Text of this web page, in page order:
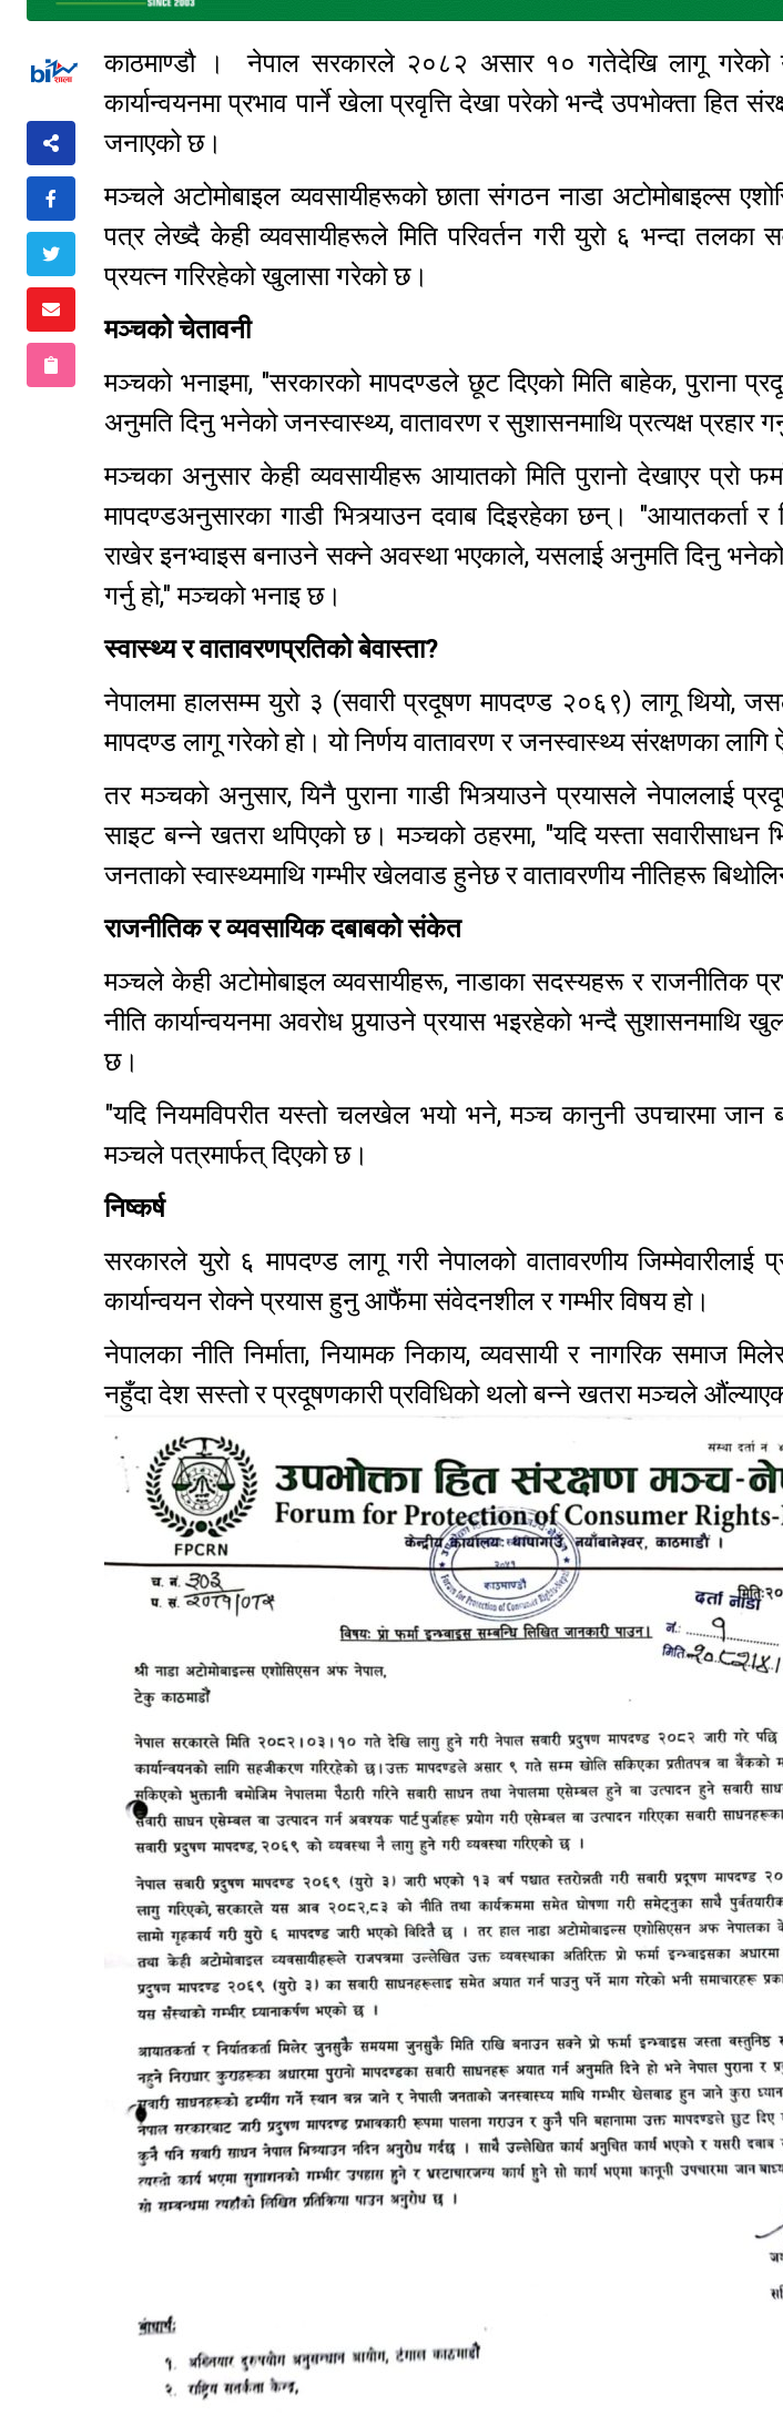
काठमाण्डौ । नेपाल सरकारले २०८२ असार १० गतेदेखि लागू गरेको
कार्यान्वयनमा प्रभाव पार्ने खेला प्रवृत्ति देखा परेको भन्दै उपभोक्ता हित
जनाएको छ।
मञ्चले अटोमोबाइल व्यवसायीहरूको छाता संगठन नाडा अटोमोबाइल्स
पत्र लेख्दै केही व्यवसायीहरूले मिति परिवर्तन गरी युरो ६ भन्दा तलका
प्रयत्न गरिरहेको खुलासा गरेको छ।
मञ्चको चेतावनी
मञ्चको भनाइमा, "सरकारको मापदण्डले छूट दिएको मिति बाहेक, पुराना
अनुमति दिनु भनेको जनस्वास्थ्य, वातावरण र सुशासनमाथि प्रत्यक्ष प्रहार
मञ्चका अनुसार केही व्यवसायीहरू आयातको मिति पुरानो देखाएर प्रो
मापदण्डअनुसारका गाडी भित्र्याउन दवाब दिइरहेका छन्। "आयातकर्ता र
राखेर इनभ्वाइस बनाउने सक्ने अवस्था भएकाले, यसलाई अनुमति दिनु
गर्नु हो," मञ्चको भनाइ छ।
स्वास्थ्य र वातावरणप्रतिको बेवास्ता?
नेपालमा हालसम्म युरो ३ (सवारी प्रदूषण मापदण्ड २०६९) लागू थियो,
मापदण्ड लागू गरेको हो। यो निर्णय वातावरण र जनस्वास्थ्य संरक्षणका लागि
तर मञ्चको अनुसार, यिनै पुराना गाडी भित्र्याउने प्रयासले नेपाललाई
साइट बन्ने खतरा थपिएको छ। मञ्चको ठहरमा, "यदि यस्ता सवारीसाधन
जनताको स्वास्थ्यमाथि गम्भीर खेलवाड हुनेछ र वातावरणीय नीतिहरू
राजनीतिक र व्यवसायिक दबाबको संकेत
मञ्चले केही अटोमोबाइल व्यवसायीहरू, नाडाका सदस्यहरू र राजनीतिक
नीति कार्यान्वयनमा अवरोध पुर्‍याउने प्रयास भइरहेको भन्दै सुशासनमाथि
छ।
"यदि नियमविपरीत यस्तो चलखेल भयो भने, मञ्च कानुनी उपचारमा जान
मञ्चले पत्रमार्फत् दिएको छ।
निष्कर्ष
सरकारले युरो ६ मापदण्ड लागू गरी नेपालको वातावरणीय जिम्मेवारीलाई
कार्यान्वयन रोक्ने प्रयास हुनु आफैंमा संवेदनशील र गम्भीर विषय हो।
नेपालका नीति निर्माता, नियामक निकाय, व्यवसायी र नागरिक समाज
नहुँदा देश सस्तो र प्रदूषणकारी प्रविधिको थलो बन्ने खतरा मञ्चले